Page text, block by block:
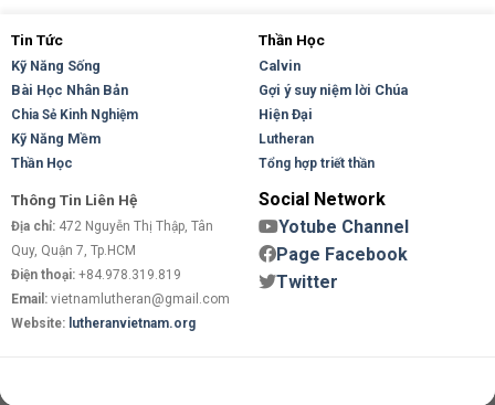
Tin Tức
Kỹ Năng Sống
Bài Học Nhân Bản
Chia Sẻ Kinh Nghiệm
Kỹ Năng Mềm
Thần Học
Thần Học
Calvin
Gợi ý suy niệm lời Chúa
Hiện Đại
Lutheran
Tổng hợp triết thần
Thông Tin Liên Hệ
Địa chỉ: 472 Nguyễn Thị Thập, Tân
Quy, Quận 7, Tp.HCM
Điện thoại: +84.978.319.819
Email: vietnamlutheran@gmail.com
Website: lutheranvietnam.org
Social Network
Yotube Channel
Page Facebook
Twitter